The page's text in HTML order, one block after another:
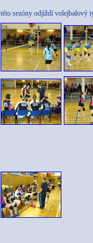
sezóny odjíždí volejbalový